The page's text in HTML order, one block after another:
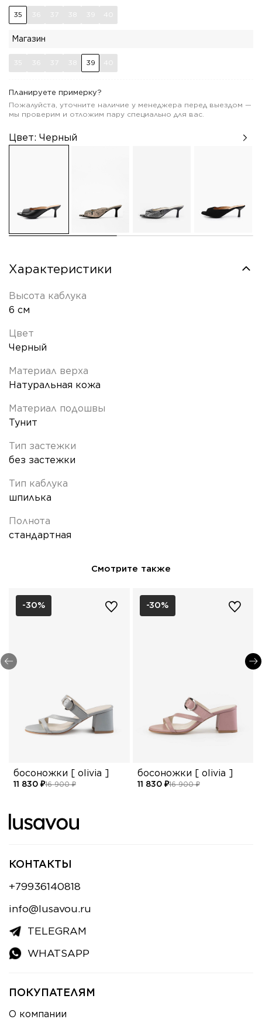
35 36 37 38 39 40
Магазин
35 36 37 38 39 40
Планируете примерку?
Пожалуйста, уточните наличие у менеджера перед выездом —
мы проверим и отложим пару специально для вас.
Цвет: Черный
Характеристики
Высота каблука
6 см
Цвет
Черный
Материал верха
Натуральная кожа
Материал подошвы
Тунит
Тип застежки
без застежки
Тип каблука
шпилька
Полнота
стандартная
Смотрите также
-30%
босоножки [ olivia ]
11 830 ₽16 900 ₽
-30%
босоножки [ olivia ]
11 830 ₽16 900 ₽
ПОКУПАТЕЛЯМ
О компании
КОНТАКТЫ
+79936140818
info@lusavou.ru
TELEGRAM
WHATSAPP